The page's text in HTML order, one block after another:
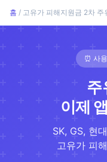
홈 / 고유가 피해지원금 2차 주
⏰ 사
주
이제
SK, GS, 현
고유가 피